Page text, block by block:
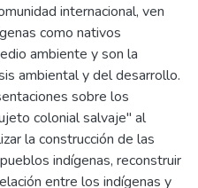
internacional, ven
como nativos
ambiente y son la
ambiental y del desarrollo.
sobre los
colonial salvaje" al
la construcción de las
indígenas, reconstruir
entre los indígenas y